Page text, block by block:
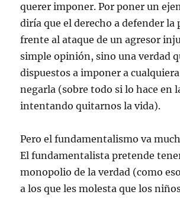
querer imponer. Por poner un
diría que el derecho a defender la
frente al ataque de un agresor
simple opinión, sino una verdad
dispuestos a imponer a
negarla (sobre todo si lo hace en
intentando quitarnos la vida).
Pero el fundamentalismo va
El fundamentalista pretende
monopolio de la verdad (como
a los que les molesta que los